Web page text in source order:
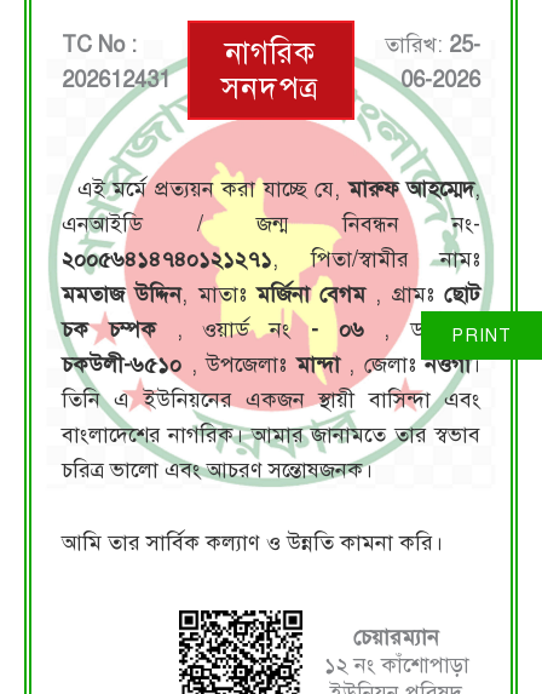
TC No :
202612431
নাগরিক
সনদপত্র
তারিখ: 25-
06-2026
এই মর্মে প্রত্যয়ন করা যাচ্ছে যে,মারুফ আহম্মেদ,
এনআইডি / জন্ম নিবন্ধন নং-
২০০৫৬৪১৪৭৪০১২১২৭১, পিতা/স্বামীর নামঃ
মমতাজ উদ্দিন, মাতাঃমর্জিনা বেগম , গ্রামঃছোট
চক চম্পক
, ওয়ার্ড নং- ০৬ , ডাকঘরঃ
চকউলী-৬৫১০ , উপজেলাঃমান্দা , জেলাঃনওগাঁ।
তিনি এ ইউনিয়নের একজন স্থায়ী বাসিন্দা এবং
বাংলাদেশের নাগরিক। আমার জানামতে তার স্বভাব
চরিত্র ভালো এবং আচরণ সন্তোষজনক।
আমি তার সার্বিক কল্যাণ ও উন্নতি কামনা করি।
চেয়ারম্যান
১২ নং কাঁশোপাড়া